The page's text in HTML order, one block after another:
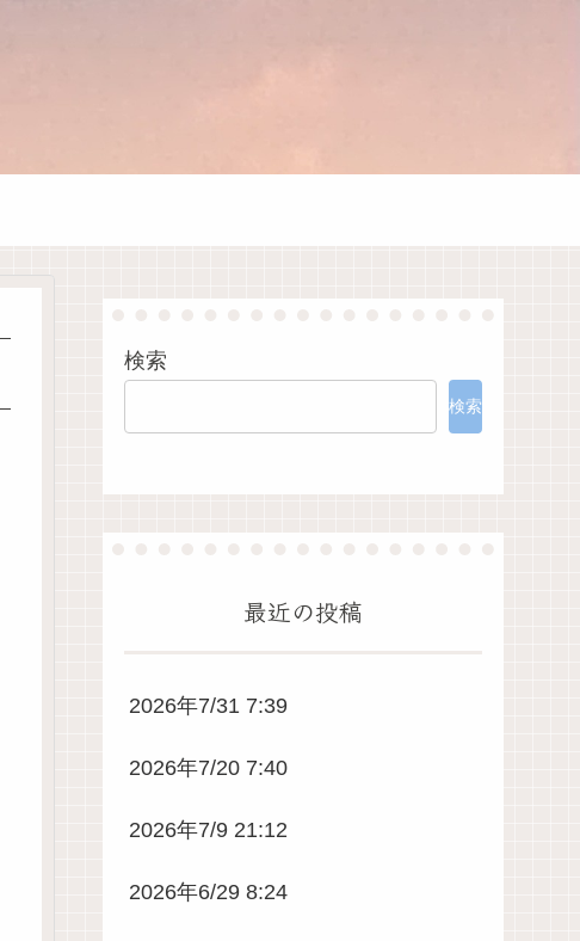
検索
検索
最近の投稿
2026年7/31 7:39
2026年7/20 7:40
2026年7/9 21:12
2026年6/29 8:24